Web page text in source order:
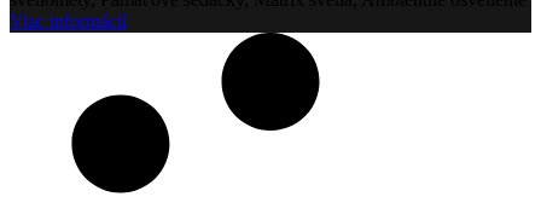
Viac informácií